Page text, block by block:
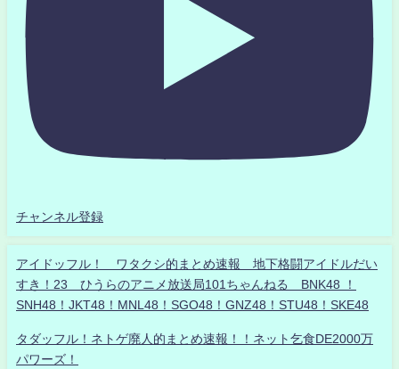
チャンネル登録
アイドッフル！ ワタクシ的まとめ速報 地下格闘アイドルだい
すき！23 ひうらのアニメ放送局101ちゃんねる BNK48 ！
SNH48！JKT48！MNL48！SGO48！GNZ48！STU48！SKE48
タダッフル！ネトゲ廃人的まとめ速報！！ネット乞食DE2000万
パワーズ！